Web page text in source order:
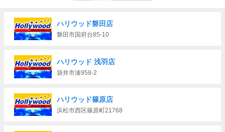
ハリウッド磐田店
磐田市国府台85-10
ハリウッド 浅羽店
袋井市湊958-2
ハリウッド篠原店
浜松市西区篠原町21768